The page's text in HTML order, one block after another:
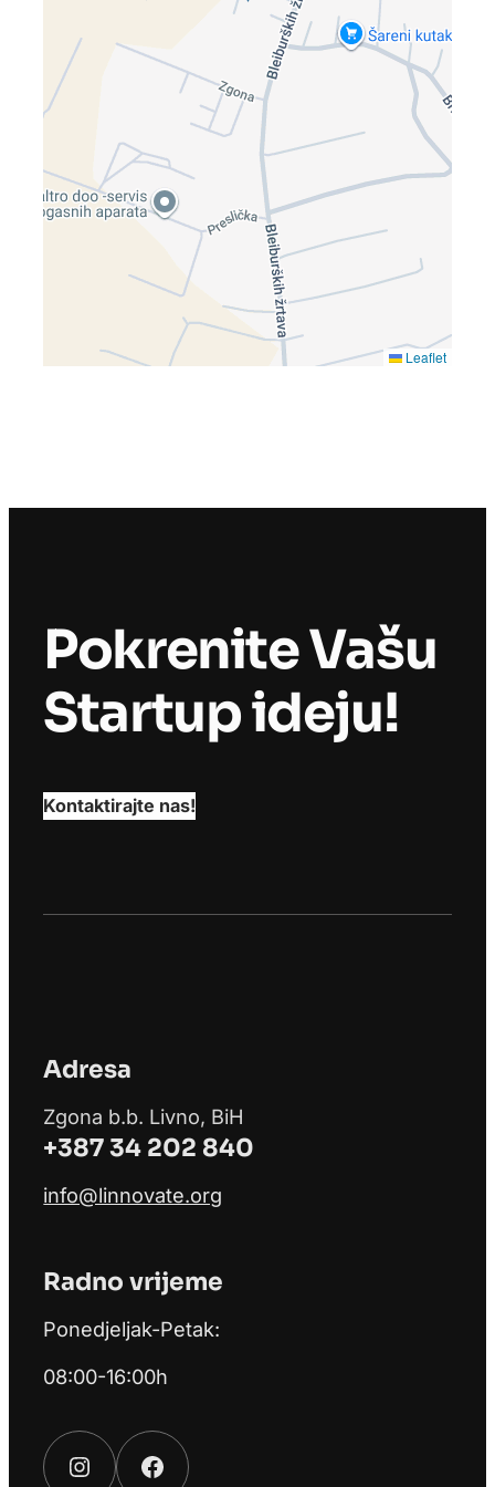
Leaflet
Pokrenite Vašu
Startup ideju!
Kontaktirajte nas!
Adresa
Zgona b.b. Livno, BiH
+387 34 202 840
info@linnovate.org
Radno vrijeme
Ponedjeljak-Petak:
08:00-16:00h
Instagram Facebook